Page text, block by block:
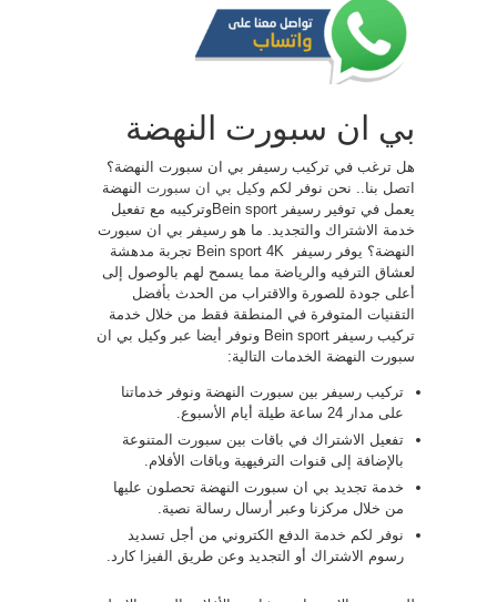
بي ان سبورت النهضة
هل ترغب في تركيب رسيفر بي ان سبورت النهضة؟
اتصل بنا.. نحن نوفر لكم وكيل بي ان سبورت النهضة
يعمل في توفير رسيفر Bein sportوتركيبه مع تفعيل
خدمة الاشتراك والتجديد. ما هو رسيفر بي ان سبورت
النهضة؟ يوفر رسيفر ​​ Bein sport 4K تجربة مدهشة
لعشاق الترفيه والرياضة مما يسمح لهم بالوصول إلى
أعلى جودة للصورة والاقتراب من الحدث بأفضل
التقنيات المتوفرة في المنطقة فقط من خلال خدمة
تركيب رسيفر Bein sport ونوفر أيضا عبر وكيل بي ان
سبورت النهضة الخدمات التالية:
تركيب رسيفر بين سبورت النهضة ونوفر خدماتنا
على مدار 24 ساعة طيلة أيام الأسبوع.
تفعيل الاشتراك في باقات بين سبورت المتنوعة
بالإضافة إلى قنوات الترفيهية وباقات الأفلام.
خدمة تجديد بي ان سبورت النهضة تحصلون عليها
من خلال مركزنا وعبر أرسال رسالة نصية.
نوفر لكم خدمة الدفع الكتروني من أجل تسديد
رسوم الاشتراك أو التجديد وعن طريق الفيزا كارد.